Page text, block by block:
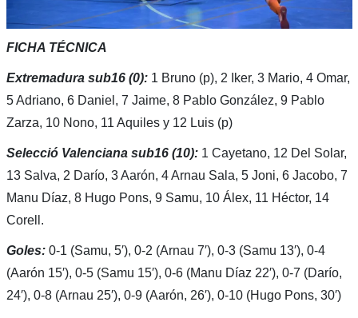
FICHA TÉCNICA
Extremadura sub16 (0):1 Bruno (p), 2 Iker, 3 Mario, 4 Omar,
5 Adriano, 6 Daniel, 7 Jaime, 8 Pablo González, 9 Pablo
Zarza, 10 Nono, 11 Aquiles y 12 Luis (p)
Selecció Valenciana sub16 (10):1 Cayetano, 12 Del Solar,
13 Salva, 2 Darío, 3 Aarón, 4 Arnau Sala, 5 Joni, 6 Jacobo, 7
Manu Díaz, 8 Hugo Pons, 9 Samu, 10 Álex, 11 Héctor, 14
Corell.
Goles:0-1 (Samu, 5′), 0-2 (Arnau 7′), 0-3 (Samu 13′), 0-4
(Aarón 15′), 0-5 (Samu 15′), 0-6 (Manu Díaz 22′), 0-7 (Darío,
24′), 0-8 (Arnau 25′), 0-9 (Aarón, 26′), 0-10 (Hugo Pons, 30′)